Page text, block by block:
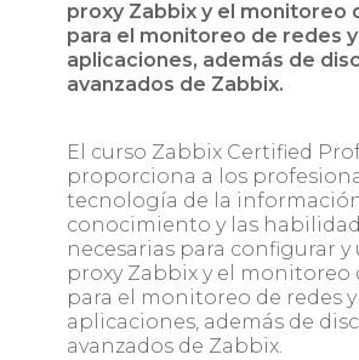
proxy Zabbix y el monitoreo
para el monitoreo de redes y
aplicaciones, además de
avanzados de Zabbix.
El curso Zabbix Certified
proporciona a los
tecnología de la
conocimiento y las
necesarias para configurar y
proxy Zabbix y el
para el monitoreo de redes y
aplicaciones, además de
avanzados de Zabbix.